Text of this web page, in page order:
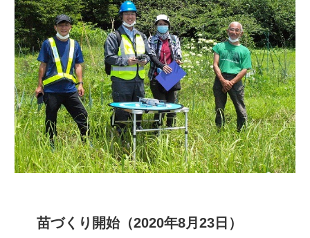
苗づくり開始（2020年8月23日）